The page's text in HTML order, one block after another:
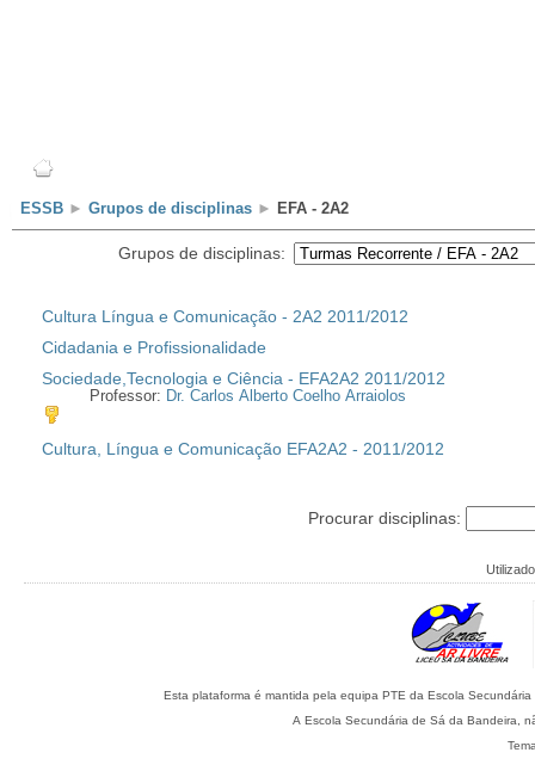
ESSB ► Grupos de disciplinas ► EFA - 2A2
Grupos de disciplinas:
Cultura Língua e Comunicação - 2A2 2011/2012
Cidadania e Profissionalidade
Sociedade,Tecnologia e Ciência - EFA2A2 2011/2012
Professor: Dr. Carlos Alberto Coelho Arraiolos
Cultura, Língua e Comunicação EFA2A2 - 2011/2012
Procurar disciplinas:
A Escola Secundária de Sá da Bandeira,